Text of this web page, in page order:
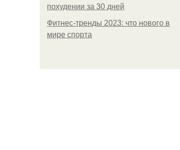
похудении за 30 дней
Фитнес-тренды 2023: что нового в
мире спорта